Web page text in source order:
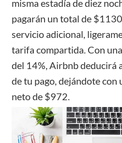
misma estadía de diez
pagarán un total de
servicio adicional,
tarifa compartida. Con
del 14%, Airbnb deducirá
de tu pago, dejándote con
neto de $972.